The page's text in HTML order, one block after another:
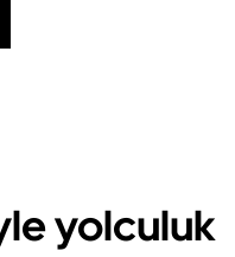
yolculuk